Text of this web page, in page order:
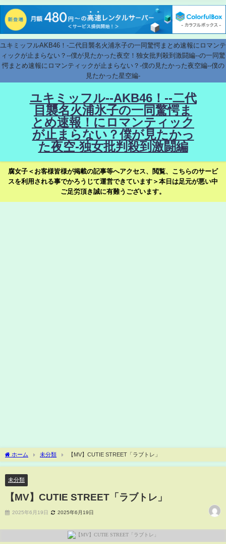
ユキミッフルAKB46！-二代目襲名火浦氷子の一同驚愕まとめ速報にロマンテ
ィックが止まらない？--僕が見たかった夜空！独女批判殺到激闘編--の一同驚
愕まとめ速報にロマンティックが止まらない？-僕の見たかった夜空編--僕の
見たかった星空編-
ユキミッフル--AKB46！--二代
目襲名火浦氷子の一同驚愕ま
とめ速報！にロマンティック
が止まらない？僕が見たかっ
た夜空-独女批判殺到激闘編
腐女子＜お客様皆様が掲載の記事等へアクセス、閲覧、こちらのサービ
スを利用される事でかろうじて運営できています＞本日は足元が悪い中
ご足労頂き誠に有難うございます。
ホーム 未分類 【MV】CUTIE STREET「ラブトレ」
未分類
【MV】CUTIE STREET「ラブトレ」
2025年6月19日 2025年6月19日